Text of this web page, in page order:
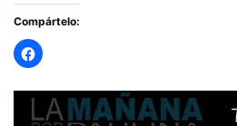
Compártelo: